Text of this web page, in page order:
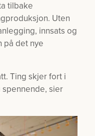
tilbake
Uten
innsats og
på det nye
Ting skjer fort i
sier